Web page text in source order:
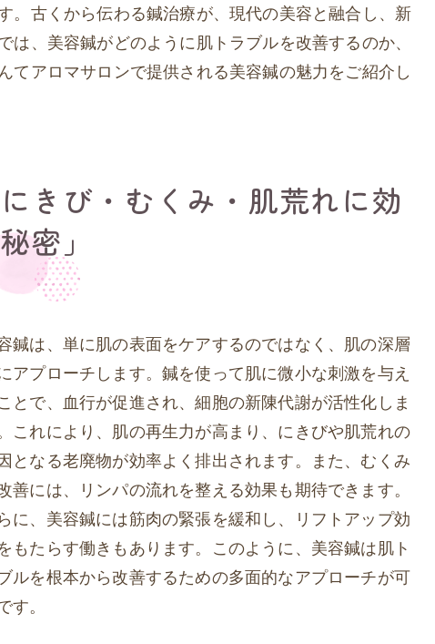
。古くから伝わる鍼治療が、現代の美容と融合し、新
、美容鍼がどのように肌トラブルを改善するのか、
てアロマサロンで提供される美容鍼の魅力をご紹介し
きび・むくみ・肌荒れに効
密」
鍼は、単に肌の表面をケアするのではなく、肌の深層
アプローチします。鍼を使って肌に微小な刺激を与え
とで、血行が促進され、細胞の新陳代謝が活性化しま
これにより、肌の再生力が高まり、にきびや肌荒れの
となる老廃物が効率よく排出されます。また、むくみ
善には、リンパの流れを整える効果も期待できます。
に、美容鍼には筋肉の緊張を緩和し、リフトアップ効
もたらす働きもあります。このように、美容鍼は肌ト
ルを根本から改善するための多面的なアプローチが可
す。